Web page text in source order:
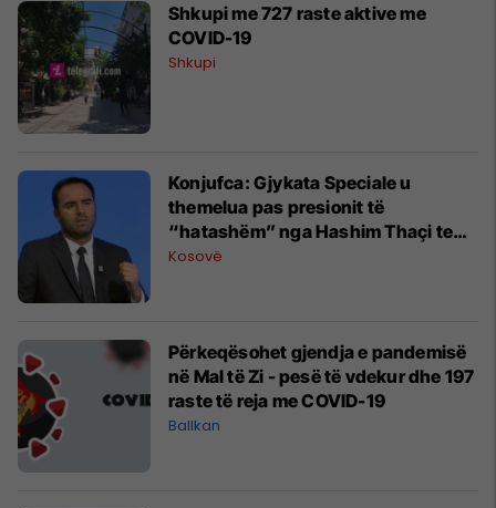
Shkupi me 727 raste aktive me
COVID-19
Shkupi
Konjufca: Gjykata Speciale u
themelua pas presionit të
“hatashëm” nga Hashim Thaçi te
deputetët e PDK-së
Kosovë
Përkeqësohet gjendja e pandemisë
në Mal të Zi - pesë të vdekur dhe 197
raste të reja me COVID-19
Ballkan